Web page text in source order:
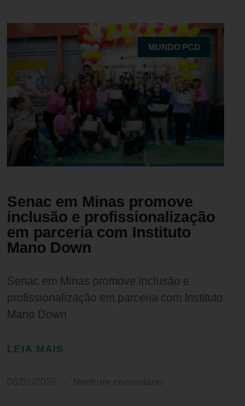
MUNDO PCD
Senac em Minas promove
inclusão e profissionalização
em parceria com Instituto
Mano Down
Senac em Minas promove inclusão e
profissionalização em parceria com Instituto
Mano Down
LEIA MAIS